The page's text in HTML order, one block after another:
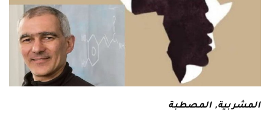
المشربية,المصطبة